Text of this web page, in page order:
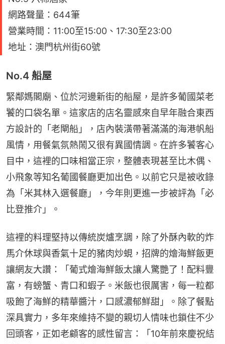
網路聲量：644筆
營業時間：11:00至15:00、17:30至23:00
地址：澳門杭州街60號
No.4 船屋
緊鄰媽閣廟、位於河邊新街的船屋，是許多葡國菜老
饕的口袋名單。這家店的店名靈感來自早年融合東西
方設計的「老閘船」，店內裝潢帶著滿滿的海港帆船
風情，用餐氣氛熱鬧又很有異國情調。在許多饕客心
目中，這裡的口味相當正宗，整體表現甚至比木偶、
小飛象等知名葡國餐廳更加出色。以前它只是被收錄
為「米其林入選餐廳」，今年則更進一步被評為「必
比登推介」。
這裡的料理堅持以傳統炭爐烹調，除了外酥內軟的炸
馬介休球與香氣十足的豬肉炒蜆，招牌的燴海鮮飯更
讓網友大讚：「葡式燴海鮮飯太讓人驚艷了！配料豐
富，有螃蟹、青口和蝦子。米飯也很厲害，每一粒都
吸飽了海鮮的精華醬汁，口感濃郁鮮甜」。除了餐點
深具實力，多年來維持不變的親切人情味也鎖住不少
回頭客，正如老顧客的感性留言：「10年前來慶祝結